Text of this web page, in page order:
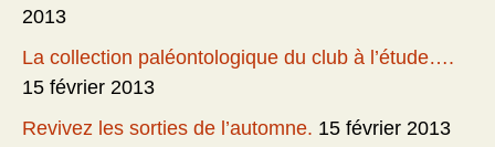
2013
La collection paléontologique du club à l’étude….
15 février 2013
Revivez les sorties de l’automne. 15 février 2013